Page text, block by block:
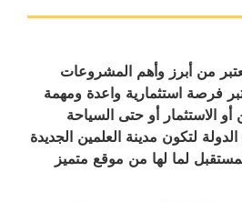
من أبرز وأهم المشروعات
فرصة استثمارية واعدة ومهمة
الاستثمار أو حتى السياحة
لتكون مدينة العلمين الجديدة
لما لها من موقع متميز